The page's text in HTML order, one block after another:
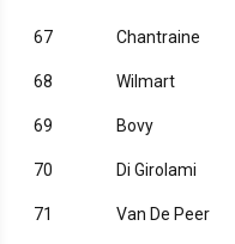
67 Chantraine
68 Wilmart
69 Bovy
70 Di Girolami
71 Van De Peer